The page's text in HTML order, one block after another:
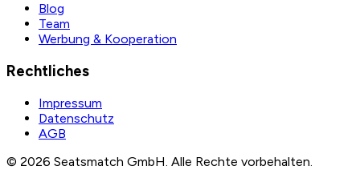
Blog
Team
Werbung & Kooperation
Rechtliches
Impressum
Datenschutz
AGB
© 2026 Seatsmatch GmbH. Alle Rechte vorbehalten.